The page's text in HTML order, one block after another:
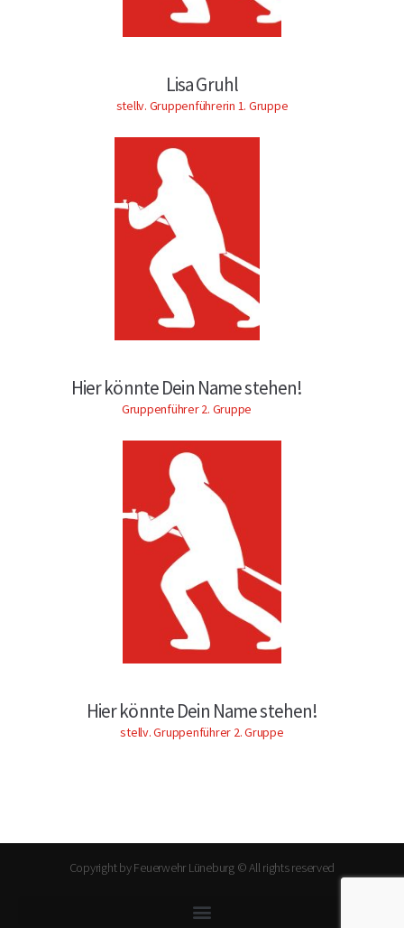
Lisa Gruhl
stellv. Gruppenführerin 1. Gruppe
Hier könnte Dein Name stehen!
Gruppenführer 2. Gruppe
Hier könnte Dein Name stehen!
stellv. Gruppenführer 2. Gruppe
Copyright by Feuerwehr Lüneburg © All rights reserved